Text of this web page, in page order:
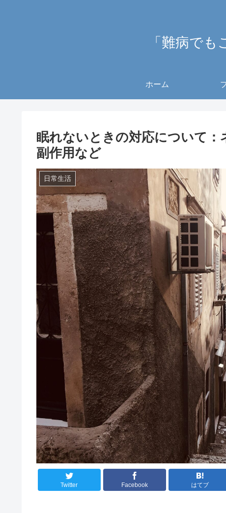
「難病で
ホーム
眠れないときの対応について
副作用など
日常生活
Twitter Facebook はてブ